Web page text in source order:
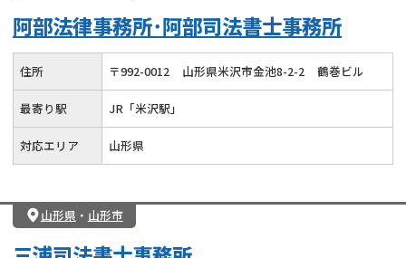
阿部法律事務所･阿部司法書士事務所
住所 〒992-0012 山形県米沢市金池8-2-2 鶴巻ビル
最寄り駅 JR「米沢駅」
対応エリア 山形県
山形県 ・ 山形市